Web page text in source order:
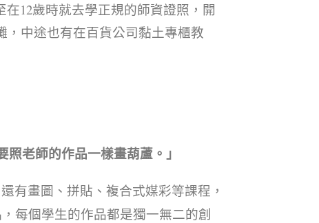
12歲時就去學正規的師資證照，開
中途也有在百貨公司黏土專櫃教
老師的作品一樣畫葫蘆。」
有畫圖、拼貼、複合式媒彩等課程，
每個學生的作品都是獨一無二的創